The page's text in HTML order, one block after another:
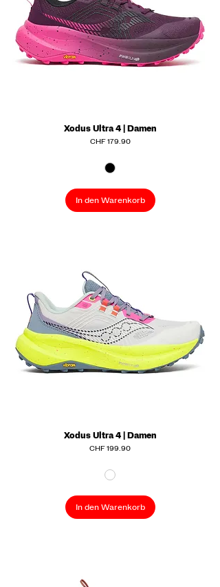
Xodus Ultra 4 | Damen
Preis
CHF 179.90
In den Warenkorb
Xodus Ultra 4 | Damen
Preis
CHF 199.90
In den Warenkorb